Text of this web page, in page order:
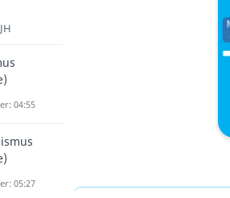
04:55
05:27